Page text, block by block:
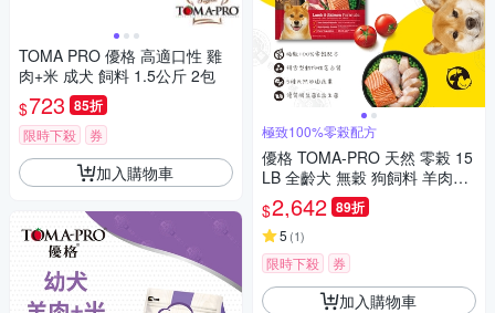
TOMA PRO 優格 高適口性 雞
肉+米 成犬 飼料 1.5公斤 2包
$723 85折
限時下殺 券
加入購物車
極致100%零榖配方
優格 TOMA-PRO 天然 零榖 15
LB 全齡犬 無穀 狗飼料 羊肉鮭
魚 5種魚 雞肉
$2,642 89折
5 (1)
限時下殺 券
加入購物車